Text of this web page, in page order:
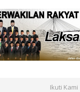
Ikuti Kami